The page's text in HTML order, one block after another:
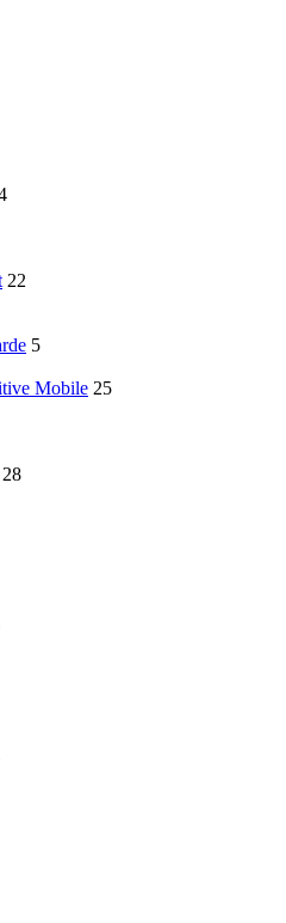
22
5
Mobile 25
28